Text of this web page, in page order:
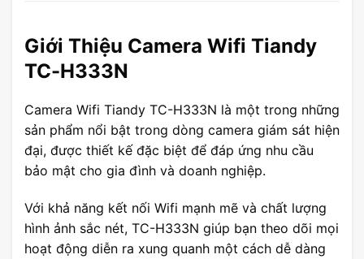
Giới Thiệu Camera Wifi Tiandy
TC-H333N
Camera Wifi Tiandy TC-H333N là một trong những
sản phẩm nổi bật trong dòng camera giám sát hiện
đại, được thiết kế đặc biệt để đáp ứng nhu cầu
bảo mật cho gia đình và doanh nghiệp.
Với khả năng kết nối Wifi mạnh mẽ và chất lượng
hình ảnh sắc nét, TC-H333N giúp bạn theo dõi mọi
hoạt động diễn ra xung quanh một cách dễ dàng